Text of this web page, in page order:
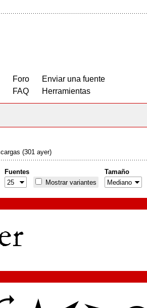
Foro
FAQ
Enviar una fuente
Herramientas
(301 ayer)
Fuentes
Mostrar variantes
Tamaño